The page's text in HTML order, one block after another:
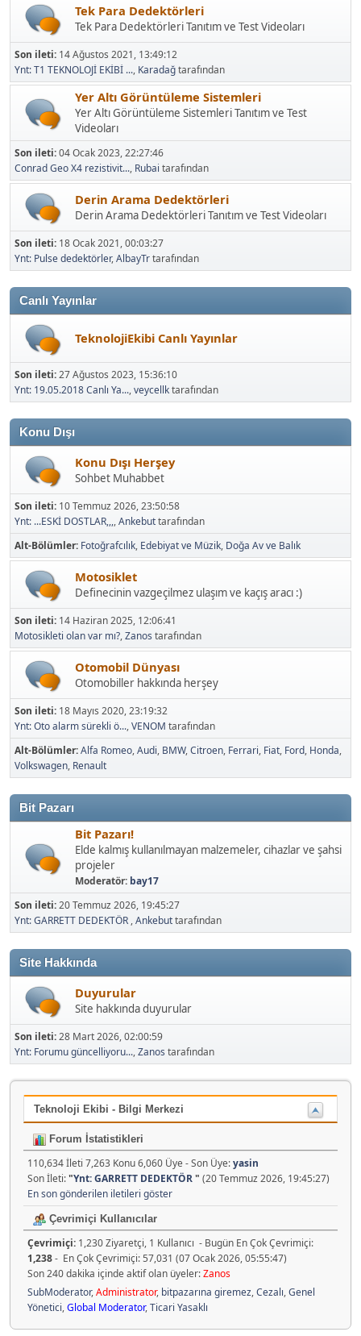
Tek Para Dedektörleri
Tek Para Dedektörleri Tanıtım ve Test Videoları
Son ileti: 14 Ağustos 2021, 13:49:12
Ynt: T1 TEKNOLOJİ EKİBİ ..., Karadağtarafından
Yer Altı Görüntüleme Sistemleri
Yer Altı Görüntüleme Sistemleri Tanıtım ve Test
Videoları
Son ileti:04 Ocak 2023, 22:27:46
Conrad Geo X4 rezistivit..., Rubai tarafından
Derin Arama Dedektörleri
Derin Arama Dedektörleri Tanıtım ve Test Videoları
Son ileti: 18 Ocak 2021, 00:03:27
Ynt: Pulse dedektörler,AlbayTrtarafından
Canlı Yayınlar
TeknolojiEkibi Canlı Yayınlar
Son ileti:27 Ağustos 2023, 15:36:10
Ynt: 19.05.2018 Canlı Ya...,veycellktarafından
Konu Dışı
Konu Dışı Herşey
Sohbet Muhabbet
Son ileti: 10 Temmuz 2026, 23:50:58
Ynt: ...ESKİ DOSTLAR,,,,Ankebuttarafından
Alt-Bölümler Fotoğrafcılık Edebiyat ve Müzik Doğa Av ve Balık
Motosiklet
Definecinin vazgeçilmez ulaşım ve kaçış aracı :)
Son ileti: 14 Haziran 2025, 12:06:41
Motosikleti olan var mı?,Zanos tarafından
Otomobil Dünyası
Otomobiller hakkında herşey
Son ileti: 18 Mayıs 2020, 23:19:32
Ynt: Oto alarm sürekli ö...,VENOM tarafından
Alt-Bölümler Alfa Romeo Audi BMW Citroen Ferrari Fiat Ford Honda
Volkswagen Renault
Bit Pazarı
Bit Pazarı!
Elde kalmış kullanılmayan malzemeler, cihazlar ve şahsi
projeler
Moderatör: bay17
Son ileti:20 Temmuz 2026, 19:45:27
Ynt: GARRETT DEDEKTÖR ,Ankebuttarafından
Site Hakkında
Duyurular
Site hakkında duyurular
Son ileti:28 Mart 2026, 02:00:59
Ynt: Forumu güncelliyoru...,Zanos tarafından
Teknoloji Ekibi - Bilgi Merkezi
Forum İstatistikleri
110,634 İleti 7,263 Konu 6,060 Üye - Son Üye:yasin
Son İleti:"Ynt: GARRETT DEDEKTÖR" (20 Temmuz 2026, 19:45:27)
En son gönderilen iletileri göster
Çevrimiçi Kullanıcılar
Çevrimiçi: 1,230 Ziyaretçi, 1 Kullanıcı - Bugün En Çok Çevrimiçi:
1,238- En Çok Çevrimiçi: 57,031 (07 Ocak 2026, 05:55:47)
Son 240 dakika içinde aktif olan üyeler:Zanos
SubModerator,Administrator, bitpazarına giremez,Cezalı,Genel
Yönetici,Global Moderator,Ticari Yasaklı